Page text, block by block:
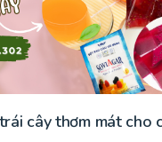
cây thơm mát cho